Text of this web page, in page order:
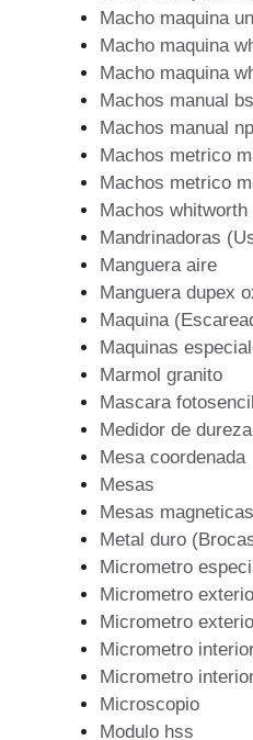
Macho maquina
Macho maquina
Macho maquina
Machos manual
Machos manual
Machos metrico
Machos metrico
Machos whitworth
Mandrinadoras
Manguera aire
Manguera dupex
Maquina
Maquinas
Marmol granito
Mascara
Medidor de dureza
Mesa coordenada
Mesas
Mesas magneticas
Metal duro
Micrometro
Micrometro
Micrometro
Micrometro
Micrometro
Microscopio
Modulo hss